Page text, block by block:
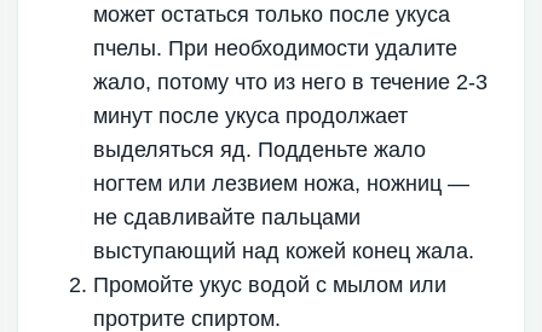
может остаться только после укуса
пчелы. При необходимости удалите
жало, потому что из него в течение 2-3
минут после укуса продолжает
выделяться яд. Подденьте жало
ногтем или лезвием ножа, ножниц —
не сдавливайте пальцами
выступающий над кожей конец жала.
Промойте укус водой с мылом или
протрите спиртом.